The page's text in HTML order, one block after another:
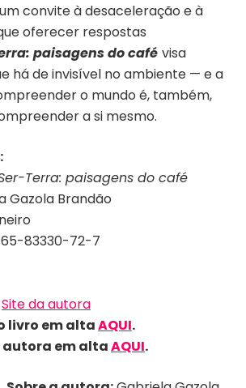
convite à desaceleração e à
oferecer respostas
paisagens do café visa
há de invisível no ambiente — e a
o mundo é, também,
a si mesmo.
Terra: paisagens do café
Gazola Brandão
83330-72-7
Site da autora
livro em altaAQUI.
autora em altaAQUI.